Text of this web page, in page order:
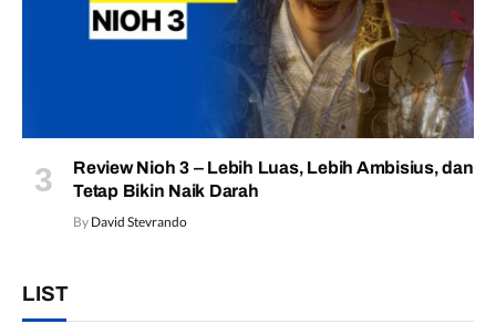
Review Nioh 3 – Lebih Luas, Lebih Ambisius, dan
Tetap Bikin Naik Darah
By David Stevrando
LIST